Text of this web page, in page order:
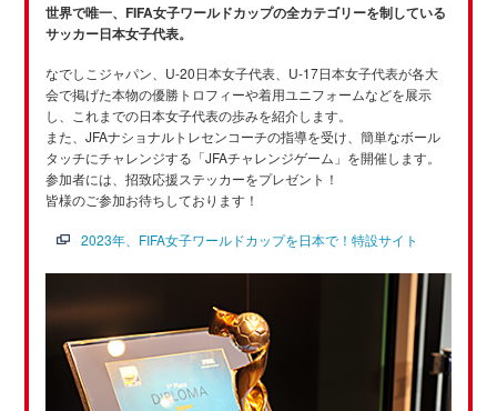
世界で唯一、FIFA女子ワールドカップの全カテゴリーを制している
サッカー日本女子代表。
なでしこジャパン、U-20日本女子代表、U-17日本女子代表が各大
会で掲げた本物の優勝トロフィーや着用ユニフォームなどを展示
し、これまでの日本女子代表の歩みを紹介します。
また、JFAナショナルトレセンコーチの指導を受け、簡単なボール
タッチにチャレンジする「JFAチャレンジゲーム」を開催します。
参加者には、招致応援ステッカーをプレゼント！
皆様のご参加お待ちしております！
2023年、FIFA女子ワールドカップを日本で！特設サイト